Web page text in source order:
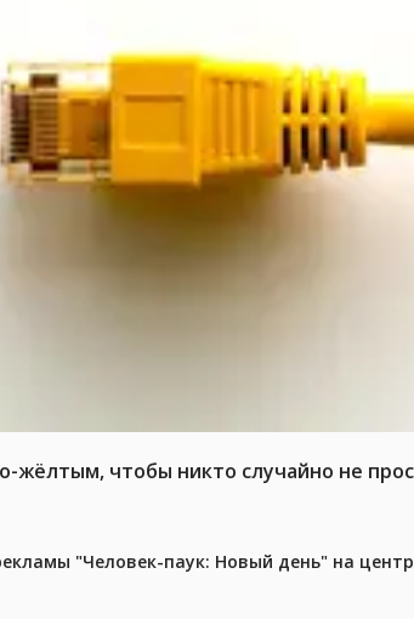
чтобы никто случайно не
"Человек-паук: Новый день" на